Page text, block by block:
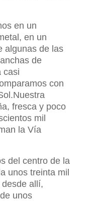
en un
en un
algunas de las
de
casi
con
Nuestra
fresca y poco
mil
la Vía
del centro de la
unos treinta mil
allí,
unos